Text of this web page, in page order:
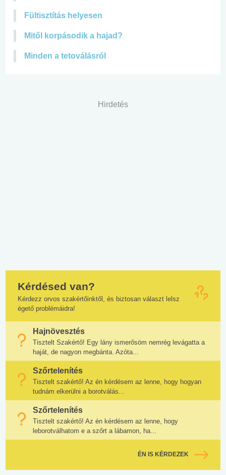
Fültisztítás helyesen
Mitől korpásodik a hajad?
Minden a tetoválásról
Hirdetés
Kérdésed van?
Kérdezz orvos szakértőinktől, és biztosan választ lelsz
égető problémáidra!
Hajnövesztés
Tisztelt Szakértő! Egy lány ismerősöm nemrég levágatta a
haját, de nagyon megbánta. Azóta...
Szőrtelenítés
Tisztelt szakértő! Az én kérdésem az lenne, hogy hogyan
tudnám elkerülni a borotválás...
Szőrtelenítés
Tisztelt szakértő! Az én kérdésem az lenne, hogy
leborotválhatom e a szőrt a lábamon, ha...
ÉN IS KÉRDEZEK